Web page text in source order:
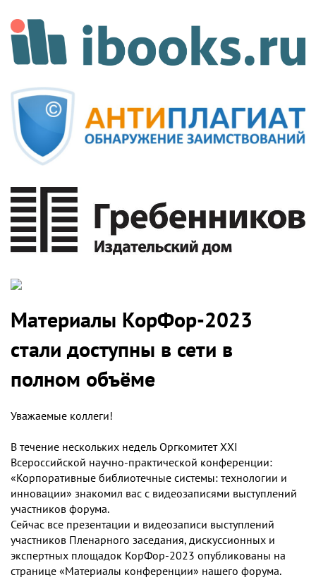
Материалы КорФор-2023
стали доступны в сети в
полном объёме
Уважаемые коллеги!
В течение нескольких недель Оргкомитет XХI
Всероссийской научно-практической конференции:
«Корпоративные библиотечные системы: технологии и
инновации» знакомил вас с видеозаписями выступлений
участников форума.
Сейчас все презентации и видеозаписи выступлений
участников Пленарного заседания, дискуссионных и
экспертных площадок КорФор-2023 опубликованы на
странице «Материалы конференции» нашего форума.